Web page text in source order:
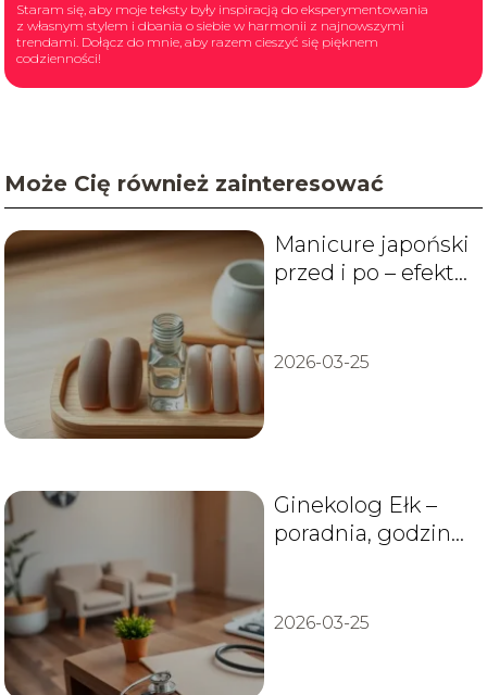
Staram się, aby moje teksty były inspiracją do eksperymentowania
z własnym stylem i dbania o siebie w harmonii z najnowszymi
trendami. Dołącz do mnie, aby razem cieszyć się pięknem
codzienności!
Może Cię również zainteresować
Manicure japoński
przed i po – efekty,
2026-03-25
Ginekolog Ełk –
poradnia, godziny
2026-03-25